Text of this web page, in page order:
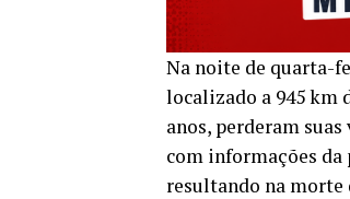
Na noite de quarta-
localizado a 945 km
anos, perderam
com informações
resultando na morte